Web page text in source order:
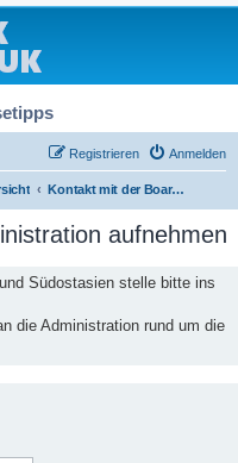
Anmelden
Registrieren
Kontakt mit der Board-Administration aufnehmen
aufnehmen
Südostasien stelle bitte ins
die Administration rund um die